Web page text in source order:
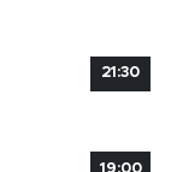
21:30
19:00